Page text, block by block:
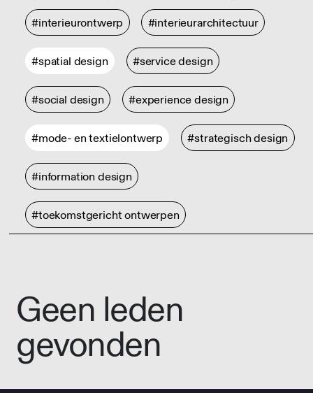
#interieurontwerp #interieurarchitectuur
#spatial design #service design
#social design #experience design
#mode- en textielontwerp #strategisch design
#information design
#toekomstgericht ontwerpen
Geen leden
gevonden